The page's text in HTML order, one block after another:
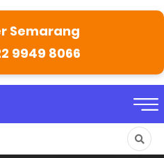
Semarang
9949 8066